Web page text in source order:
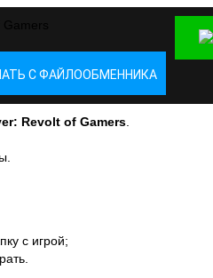
С ФАЙЛООБМЕННИКА
Revolt of Gamers
с игрой;